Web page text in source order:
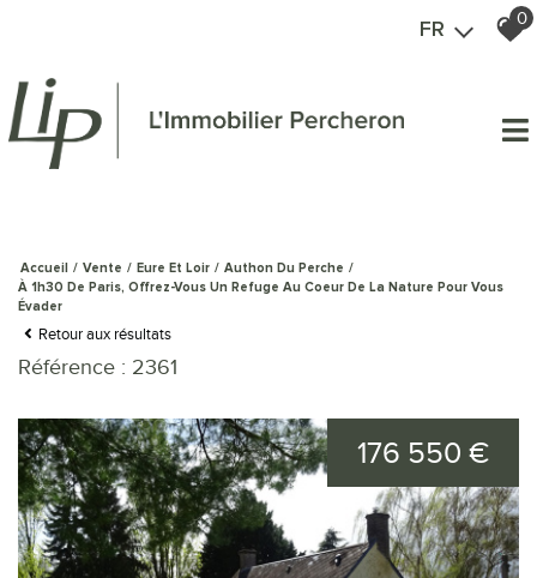
FR
0
Accueil Vente Eure Et Loir
Authon Du Perche
À 1h30 De Paris, Offrez-Vous Un Refuge Au Coeur De La Nature Pour Vous
Évader
Retour aux résultats
Référence : 2361
176 550 €